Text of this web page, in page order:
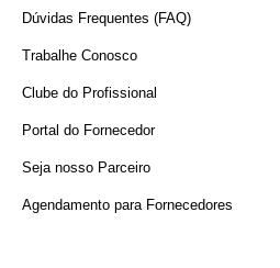
Dúvidas Frequentes (FAQ)
Trabalhe Conosco
Clube do Profissional
Portal do Fornecedor
Seja nosso Parceiro
Agendamento para Fornecedores